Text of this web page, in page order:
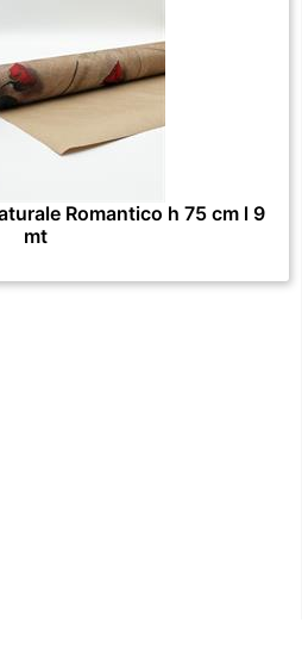
Romantico h 75 cm l 9
mt